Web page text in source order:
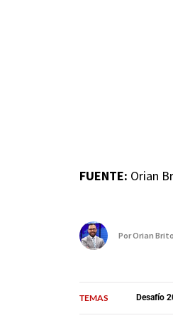
FUENTE: Orian
PorOrian Brito
TEMAS Desafío